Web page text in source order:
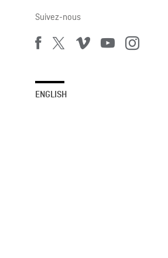
Suivez-nous
ENGLISH